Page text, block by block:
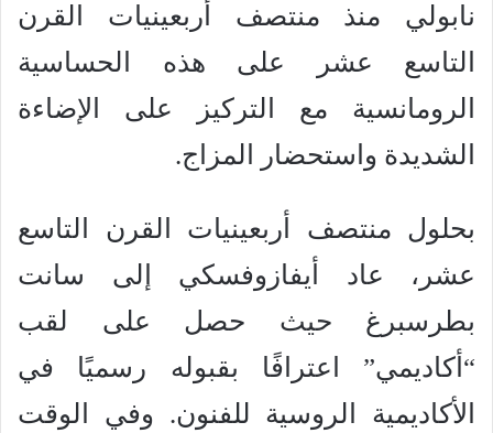
نابولي منذ منتصف أربعينيات القرن
التاسع عشر على هذه الحساسية
الرومانسية مع التركيز على الإضاءة
الشديدة واستحضار المزاج.
بحلول منتصف أربعينيات القرن التاسع
عشر، عاد أيفازوفسكي إلى سانت
بطرسبرغ حيث حصل على لقب
“أكاديمي” اعترافًا بقبوله رسميًا في
الأكاديمية الروسية للفنون. وفي الوقت